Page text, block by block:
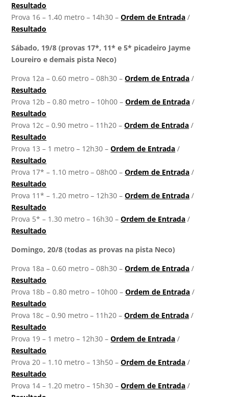
Resultado
Prova 16 – 1.40 metro – 14h30 –Ordem de Entrada /
Resultado
Sábado, 19/8 (provas 17*, 11* e 5* picadeiro Jayme
Loureiro e demais pista Neco)
Prova 12a – 0.60 metro – 08h30 –Ordem de Entrada /
Resultado
Prova 12b – 0.80 metro – 10h00 –Ordem de Entrada /
Resultado
Prova 12c – 0.90 metro – 11h20 –Ordem de Entrada /
Resultado
Prova 13 – 1 metro – 12h30 –Ordem de Entrada /
Resultado
Prova 17* – 1.10 metro – 08h00 –Ordem de Entrada /
Resultado
Prova 11* – 1.20 metro – 12h30 –Ordem de Entrada /
Resultado
Prova 5* – 1.30 metro – 16h30 –Ordem de Entrada /
Resultado
Domingo, 20/8 (todas as provas na pista Neco)
Prova 18a – 0.60 metro – 08h30 –Ordem de Entrada /
Resultado
Prova 18b – 0.80 metro – 10h00 –Ordem de Entrada /
Resultado
Prova 18c – 0.90 metro – 11h20 –Ordem de Entrada /
Resultado
Prova 19 – 1 metro – 12h30 –Ordem de Entrada /
Resultado
Prova 20 – 1.10 metro – 13h50 –Ordem de Entrada /
Resultado
Prova 14 – 1.20 metro – 15h30 –Ordem de Entrada /